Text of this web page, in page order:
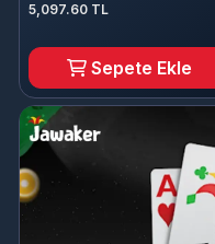
5,097.60 TL
Sepete Ekle